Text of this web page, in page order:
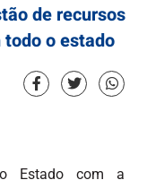
de recursos
o estado
Estado com a